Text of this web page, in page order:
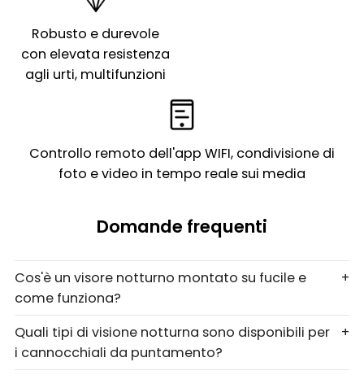
Robusto e durevole
con elevata resistenza
agli urti, multifunzioni
Controllo remoto dell'app WIFI, condivisione di
foto e video in tempo reale sui media
Domande frequenti
Cos'è un visore notturno montato su fucile e
come funziona?
+
Quali tipi di visione notturna sono disponibili per
i cannocchiali da puntamento?
+